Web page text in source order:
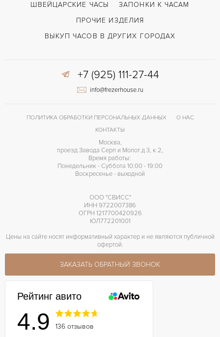
Застежка с помощью шипа
ШВЕЙЦАРСКИЕ ЧАСЫ
ЗАПОНКИ К ЧАСАМ
ПРОЧИЕ ИЗДЕЛИЯ
ВЫКУП ЧАСОВ В ДРУГИХ ГОРОДАХ
+7 (925) 111-27-44
info@frezerhouse.ru
ПОЛИТИКА ОБРАБОТКИ ПЕРСОНАЛЬНЫХ ДАННЫХ
О НАС
КОНТАКТЫ
Москва,
проезд Завода Серп и Молот д 3, к 2,
Время работы:
Понедельник - Суббота 10:00 - 19:00
Воскресенье - выходной
ООО "СВИСС"
ИНН 9722007386
ОГРН 1217700420926
ЮЛ772201001
Цены на сайте носят информативный характер и не являются публичной
офертой.
ЗАКАЗАТЬ ОБРАТНЫЙ ЗВОНОК
Рейтинг авито
4.9 136 отзывов